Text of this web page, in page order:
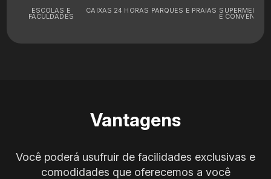
ESCOLAS E
FACULDADES
CAIXAS 24 HORAS PARQUES E PRAIAS
E
Vantagens
Você poderá usufruir de facilidades exclusivas e
comodidades que oferecemos a você